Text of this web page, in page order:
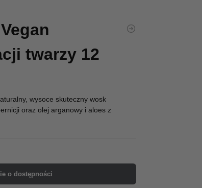
twarzy 12
wysoce skuteczny wosk
oraz olej arganowy i aloes z
o dostępności